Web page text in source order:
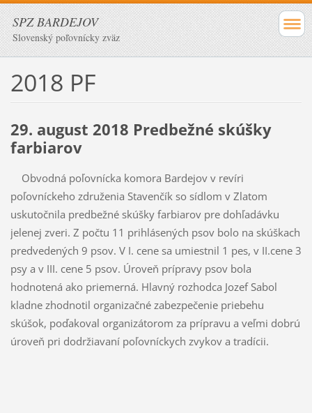
SPZ BARDEJOV
Slovenský poľovnícky zväz
2018 PF
29. august 2018 Predbežné skúšky
farbiarov
Obvodná poľovnícka komora Bardejov v revíri
poľovníckeho združenia Stavenčík so sídlom v Zlatom
uskutočnila predbežné skúšky farbiarov pre dohľadávku
jelenej zveri. Z počtu 11 prihlásených psov bolo na skúškach
predvedených 9 psov. V I. cene sa umiestnil 1 pes, v II.cene 3
psy a v III. cene 5 psov. Úroveň prípravy psov bola
hodnotená ako priemerná. Hlavný rozhodca Jozef Sabol
kladne zhodnotil organizačné zabezpečenie priebehu
skúšok, poďakoval organizátorom za prípravu a veľmi dobrú
úroveň pri dodržiavaní poľovníckych zvykov a tradícii.